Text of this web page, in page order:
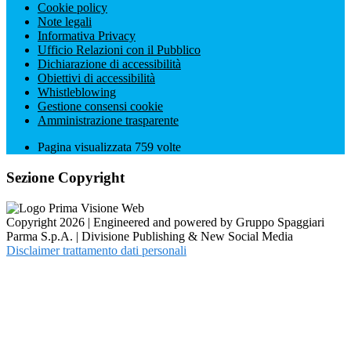
Cookie policy
Note legali
Informativa Privacy
Ufficio Relazioni con il Pubblico
Dichiarazione di accessibilità
Obiettivi di accessibilità
Whistleblowing
Gestione consensi cookie
Amministrazione trasparente
Pagina visualizzata 759 volte
Sezione Copyright
Copyright 2026 | Engineered and powered by Gruppo Spaggiari
Parma S.p.A. | Divisione Publishing & New Social Media
Disclaimer trattamento dati personali